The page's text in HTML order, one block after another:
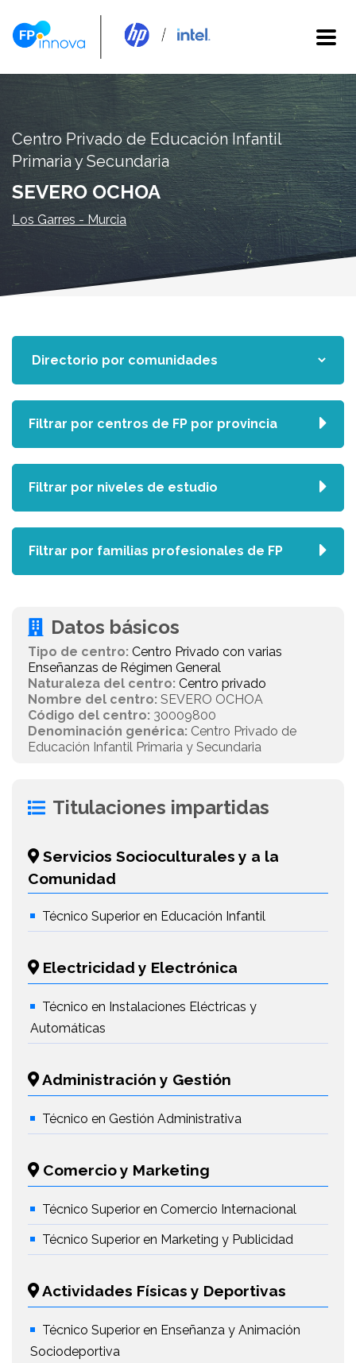
Centro Privado de Educación Infantil
Primaria y Secundaria
SEVERO OCHOA
Los Garres - Murcia
Datos básicos
Tipo de centro: Centro Privado con varias
Enseñanzas de Régimen General
Naturaleza del centro: Centro privado
Nombre del centro: SEVERO OCHOA
Código del centro: 30009800
Denominación genérica: Centro Privado de
Educación Infantil Primaria y Secundaria
Titulaciones impartidas
Servicios Socioculturales y a la
Comunidad
Técnico Superior en Educación Infantil
Electricidad y Electrónica
Técnico en Instalaciones Eléctricas y
Automáticas
Administración y Gestión
Técnico en Gestión Administrativa
Comercio y Marketing
Técnico Superior en Comercio Internacional
Técnico Superior en Marketing y Publicidad
Actividades Físicas y Deportivas
Técnico Superior en Enseñanza y Animación
Sociodeportiva
Filtrar por centros de FP por provincia
Filtrar por niveles de estudio
Filtrar por familias profesionales de FP